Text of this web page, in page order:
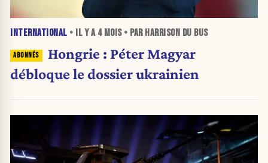
INTERNATIONAL • IL Y A 4 MOIS• PAR HARRISON DU BUS
Hongrie : Péter Magyar
débloque le dossier ukrainien